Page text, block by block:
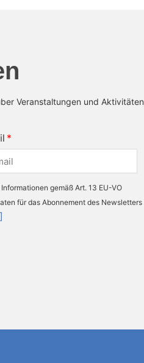
Veranstaltungen und Aktivitäten
gemäß Art. 13 EU-VO
für das Abonnement des Newsletters